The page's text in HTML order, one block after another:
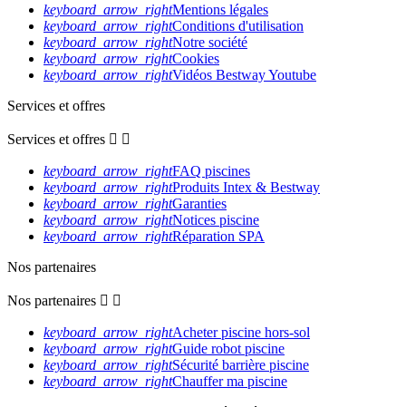
keyboard_arrow_rightMentions légales
keyboard_arrow_rightConditions d'utilisation
keyboard_arrow_rightNotre société
keyboard_arrow_rightCookies
keyboard_arrow_rightVidéos Bestway Youtube
Services et offres
Services et offres  
keyboard_arrow_rightFAQ piscines
keyboard_arrow_rightProduits Intex & Bestway
keyboard_arrow_rightGaranties
keyboard_arrow_rightNotices piscine
keyboard_arrow_rightRéparation SPA
Nos partenaires
Nos partenaires  
keyboard_arrow_rightAcheter piscine hors-sol
keyboard_arrow_rightGuide robot piscine
keyboard_arrow_rightSécurité barrière piscine
keyboard_arrow_rightChauffer ma piscine